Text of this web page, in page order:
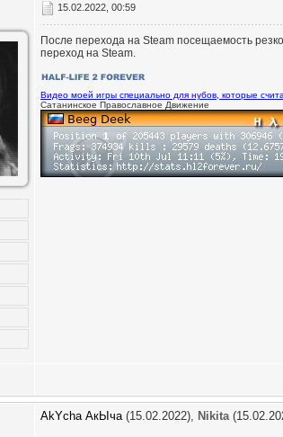
15.02.2022, 00:59
После перехода на Steam посещаемость
переход на Steam.
Видео моей игры специально для нубов, которые
Сатанинское Православное Движение
AkYcha АкЫча(15.02.2022), Nikita